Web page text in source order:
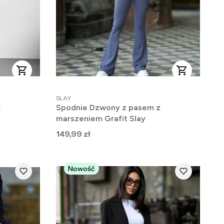
PRODUCENT
SLAY
Spodnie Dzwony z pasem z
marszeniem Grafit Slay
Cena
149,99 zł
Nowość